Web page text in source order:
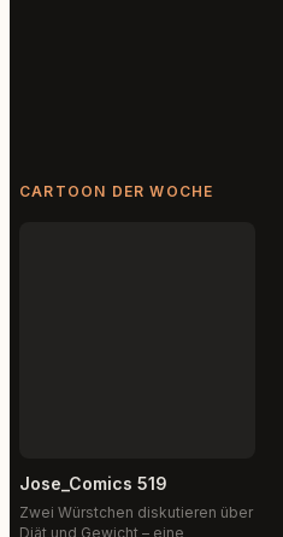
CARTOON DER WOCHE
Jose_Comics 519
Zwei Würstchen diskutieren über
Diät und Gewicht – eine